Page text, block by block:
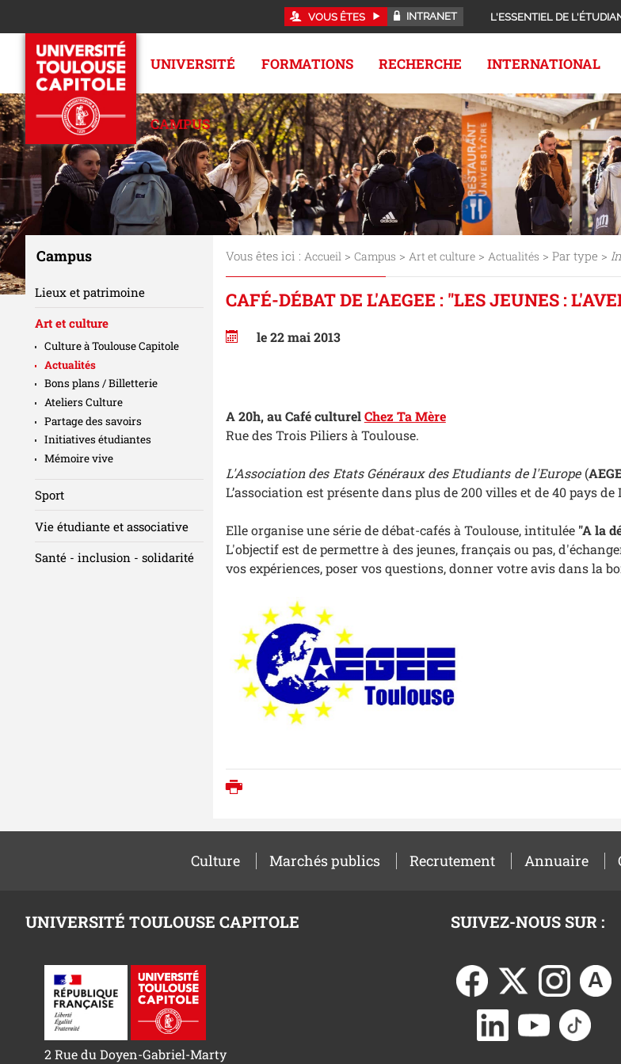
VOUS ÊTES INTRANET L'ESSENTIEL DE
UNIVERSITÉ FORMATIONS RECHERCHE INTERNATIONAL
CAMPUS
Vous êtes ici : Accueil> Campus > Art et culture> Actualités > Par type >
CAFÉ-DÉBAT DE L'AEGEE : "LES JEUNES :
le 22 mai 2013
A 20h, au Café culturelChez Ta Mère
Rue des Trois Piliers à Toulouse.
L'Association des Etats Généraux des Etudiants de l'Europe(
L’association est présente dans plus de 200 villes et de 40 pays
Elle organise une série de débat-cafés à Toulouse, intitulée "A la
L'objectif est de permettre à des jeunes, français ou pas,
vos expériences, poser vos questions, donner votre avis dans la
Campus
Lieux et patrimoine
Art et culture
Culture à Toulouse Capitole
Actualités
Bons plans / Billetterie
Ateliers Culture
Partage des savoirs
Initiatives étudiantes
Mémoire vive
Sport
Vie étudiante et associative
Santé - inclusion - solidarité
Culture Marchés publics Recrutement Annuaire
UNIVERSITÉ TOULOUSE CAPITOLE
2 Rue du Doyen-Gabriel-Marty
SUIVEZ-NOUS SUR :